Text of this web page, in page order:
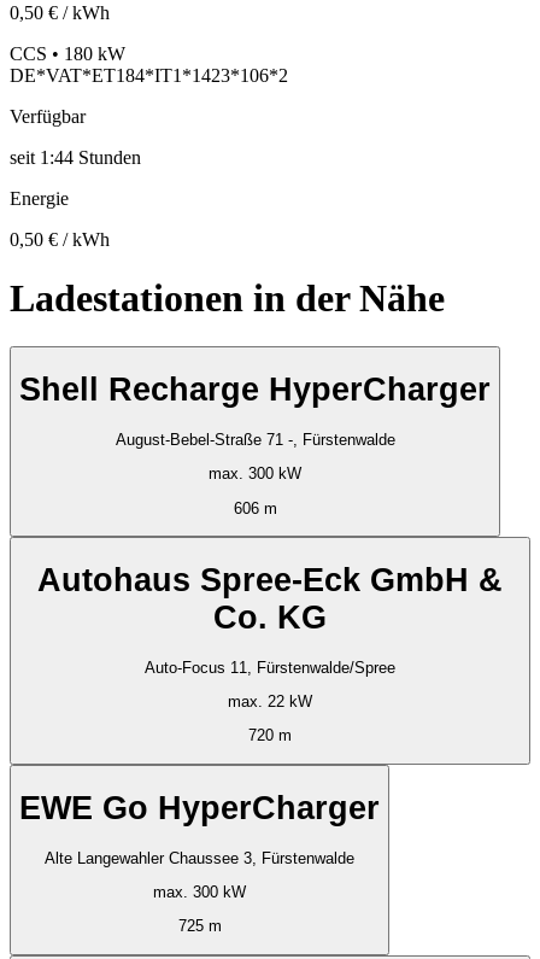
0,50 € / kWh
CCS • 180 kW
DE*VAT*ET184*IT1*1423*106*2
Verfügbar
seit 1:44 Stunden
Energie
0,50 € / kWh
Ladestationen in der Nähe
Shell Recharge HyperCharger
August-Bebel-Straße 71 -, Fürstenwalde
max. 300 kW
606 m
Autohaus Spree-Eck GmbH &
Co. KG
Auto-Focus 11, Fürstenwalde/Spree
max. 22 kW
720 m
EWE Go HyperCharger
Alte Langewahler Chaussee 3, Fürstenwalde
max. 300 kW
725 m